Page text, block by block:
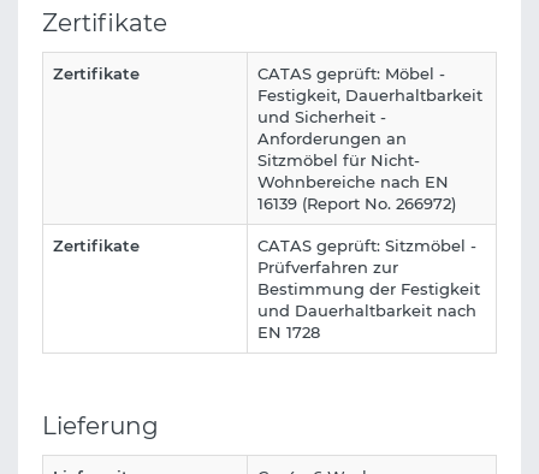
Zertifikate
Zertifikate
CATAS geprüft: Möbel -
Festigkeit, Dauerhaltbarkeit
und Sicherheit -
Anforderungen an
Sitzmöbel für Nicht-
Wohnbereiche nach EN
16139 (Report No. 266972)
Zertifikate
CATAS geprüft: Sitzmöbel -
Prüfverfahren zur
Bestimmung der Festigkeit
und Dauerhaltbarkeit nach
EN 1728
Lieferung